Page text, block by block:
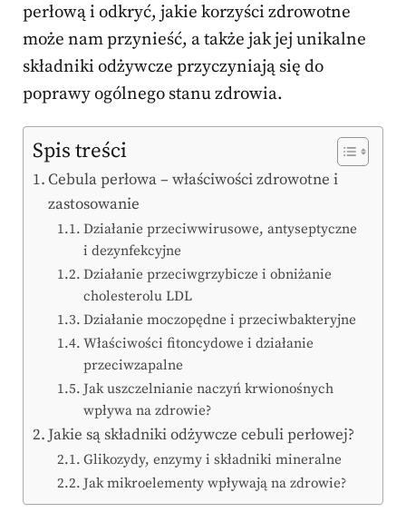
perłową i odkryć, jakie korzyści zdrowotne
może nam przynieść, a także jak jej unikalne
składniki odżywcze przyczyniają się do
poprawy ogólnego stanu zdrowia.
Spis treści
Cebula perłowa – właściwości zdrowotne i
zastosowanie
Działanie przeciwwirusowe, antyseptyczne
i dezynfekcyjne
Działanie przeciwgrzybicze i obniżanie
cholesterolu LDL
Działanie moczopędne i przeciwbakteryjne
Właściwości fitoncydowe i działanie
przeciwzapalne
Jak uszczelnianie naczyń krwionośnych
wpływa na zdrowie?
Jakie są składniki odżywcze cebuli perłowej?
Glikozydy, enzymy i składniki mineralne
Jak mikroelementy wpływają na zdrowie?